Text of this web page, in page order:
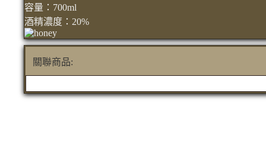
容量：700ml
酒精濃度：20%
關聯商品: